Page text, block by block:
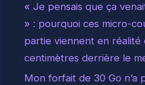
« Je pensais que ça
» : pourquoi ces micro-
partie viennent en réalité
centimètres derrière le
Mon forfait de 30 Go n’a